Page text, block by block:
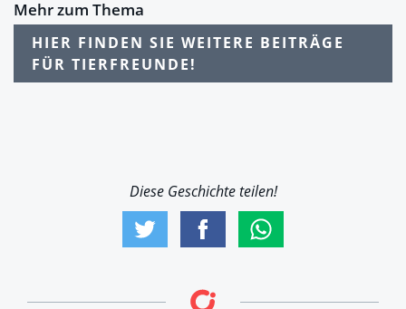
Mehr zum Thema
HIER FINDEN SIE WEITERE BEITRÄGE
FÜR TIERFREUNDE!
Diese Geschichte teilen!